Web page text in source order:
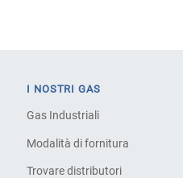
I NOSTRI GAS
Gas Industriali
Modalità di fornitura
Trovare distributori